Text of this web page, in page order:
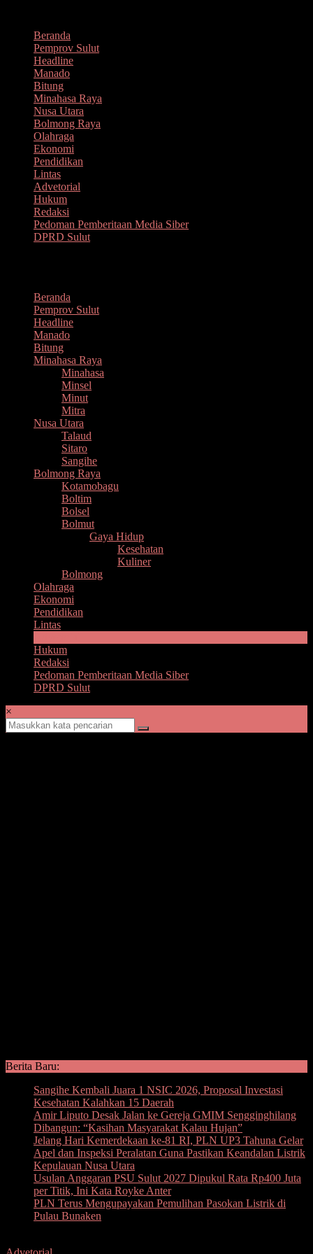
kontenBeranda
Pemprov Sulut
Headline
Manado
Bitung
Minahasa Raya
Nusa Utara
Bolmong Raya
Olahraga
Ekonomi
Pendidikan
Lintas
Advetorial
Hukum
Redaksi
Pedoman Pemberitaan Media Siber
DPRD Sulut
Beranda
Pemprov Sulut
Headline
Manado
Bitung
Minahasa Raya
Minahasa
Minsel
Minut
Mitra
Nusa Utara
Talaud
Sitaro
Sangihe
Bolmong Raya
Kotamobagu
Boltim
Bolsel
Bolmut
Gaya Hidup
Kesehatan
Kuliner
Bolmong
Olahraga
Ekonomi
Pendidikan
Lintas
Hukum
Redaksi
Pedoman Pemberitaan Media Siber
DPRD Sulut
×
Berita Baru:
Sangihe Kembali Juara 1 NSIC 2026, Proposal Investasi
Kesehatan Kalahkan 15 Daerah
Amir Liputo Desak Jalan ke Gereja GMIM Sengginghilang
Dibangun: “Kasihan Masyarakat Kalau Hujan”
Jelang Hari Kemerdekaan ke-81 RI, PLN UP3 Tahuna Gelar
Apel dan Inspeksi Peralatan Guna Pastikan Keandalan Listrik
Kepulauan Nusa Utara
Usulan Anggaran PSU Sulut 2027 Dipukul Rata Rp400 Juta
per Titik, Ini Kata Royke Anter
PLN Terus Mengupayakan Pemulihan Pasokan Listrik di
Pulau Bunaken